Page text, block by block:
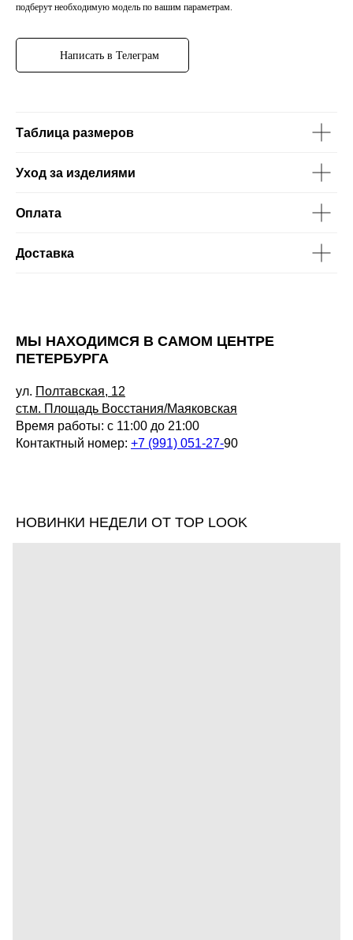
подберут необходимую модель по вашим параметрам.
Написать в Телеграм
Таблица размеров
Уход за изделиями
Оплата
Доставка
МЫ НАХОДИМСЯ В САМОМ ЦЕНТРЕ
ПЕТЕРБУРГА
ул. Полтавская, 12
ст.м. Площадь Восстания/Маяковская
Время работы: с 11:00 до 21:00
Контактный номер: +7 (991) 051-27-90
НОВИНКИ НЕДЕЛИ ОТ TOP LOOK